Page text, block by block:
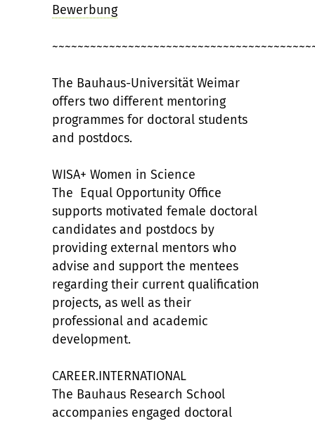
Bewerbung
The Bauhaus-Universität Weimar
offers two different mentoring
programmes for doctoral students
and postdocs.
WISA+ Women in Science
The Equal Opportunity Office
supports motivated female doctoral
candidates and postdocs by
providing external mentors who
advise and support the mentees
regarding their current qualification
projects, as well as their
professional and academic
development.
CAREER.INTERNATIONAL
The Bauhaus Research School
accompanies engaged doctoral